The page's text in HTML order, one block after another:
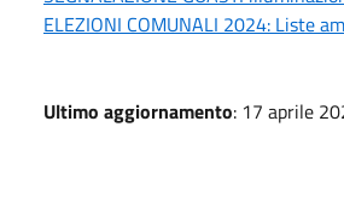
ELEZIONI COMUNALI 2024: Liste
Ultimo aggiornamento: 17 aprile